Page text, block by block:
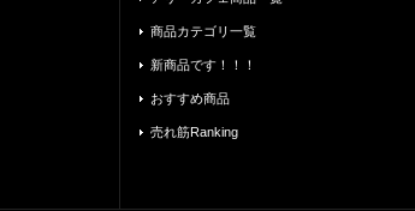
商品カテゴリ一覧
新商品です！！！
おすすめ商品
売れ筋Ranking